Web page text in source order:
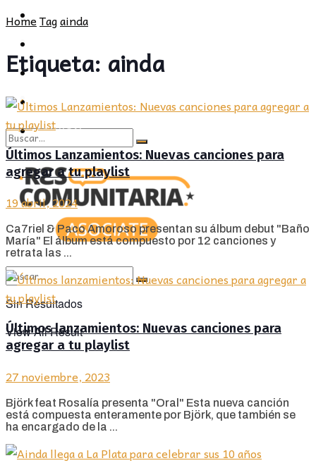
POLÍTICA
CULTURA
Sin Resultados
View All Result
PROVINCIA
SOCIEDAD
CULTURA
OPINIÓN
Sin Resultados
View All Result
HomeTagainda
Etiqueta: ainda
Últimos Lanzamientos: Nuevas canciones para
agregar a tu playlist
19 abril, 2024
Ca7riel & Paco Amoroso presentan su álbum debut "Baño
María" El álbum está compuesto por 12 canciones y
retrata las ...
Últimos lanzamientos: Nuevas canciones para
agregar a tu playlist
27 noviembre, 2023
Björk feat Rosalía presenta "Oral" Esta nueva canción
está compuesta enteramente por Björk, que también se
ha encargado de la ...